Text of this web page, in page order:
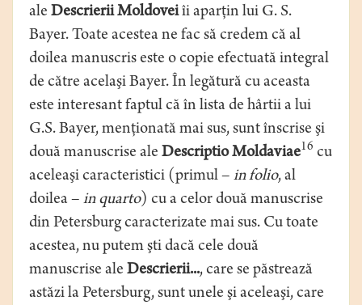
ale Descrierii Moldoveiîi aparţin lui G. S.
Bayer. Toate acestea ne fac să credem că al
doilea manuscris este o copie efectuată integral
de către acelaşi Bayer. În legătură cu aceasta
este interesant faptul că în lista de hârtii a lui
G.S. Bayer, menţionată mai sus, sunt înscrise şi
două manuscrise ale Descriptio Moldaviae16 cu
aceleaşi caracteristici (primul – in folio, al
doilea – in quarto) cu a celor două manuscrise
din Petersburg caracterizate mai sus. Cu toate
acestea, nu putem şti dacă cele două
manuscrise ale Descrierii..., care se păstrează
astăzi la Petersburg, sunt unele şi aceleaşi, care